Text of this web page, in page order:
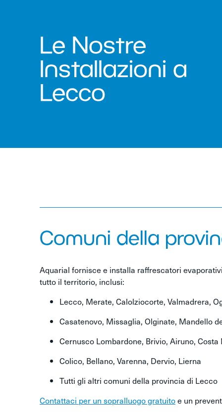
Le Nostre
Installazioni a
Lecco
Comuni della
Aquarial fornisce e installa raffrescatori
tutto il territorio, inclusi:
Lecco, Merate, Calolziocorte, Valmadrera,
Casatenovo, Missaglia, Olginate, Mandello
Cernusco Lombardone, Brivio, Airuno,
Colico, Bellano, Varenna, Dervio, Lierna
Tutti gli altri comuni della provincia di Lecco
Contattaci per un sopralluogo gratuitoe un